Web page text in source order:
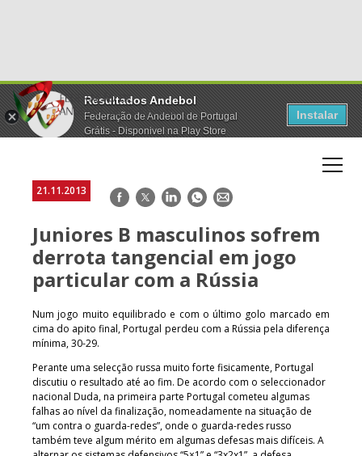
Resultados Andebol
Federação de Andebol de Portugal
Grátis - Disponivel na Play Store
Instalar
21.11.2013 Facebook
TwitterLinkedInWhatsApp
E-
Juniores B masculinos sofrem
derrota tangencial em jogo
particular com a Rússia
Num jogo muito equilibrado e com o último golo marcado em
cima do apito final, Portugal perdeu com a Rússia pela diferença
mínima, 30-29.
Perante uma selecção russa muito forte fisicamente, Portugal
discutiu o resultado até ao fim. De acordo com o seleccionador
nacional Duda, na primeira parte Portugal cometeu algumas
falhas ao nível da finalização, nomeadamente na situação de
“um contra o guarda-redes”, onde o guarda-redes russo
também teve algum mérito em algumas defesas mais difíceis. A